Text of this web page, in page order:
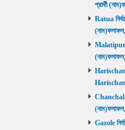
প্রার্থী
Ratua
Malatipur
Chanchal
Gazole